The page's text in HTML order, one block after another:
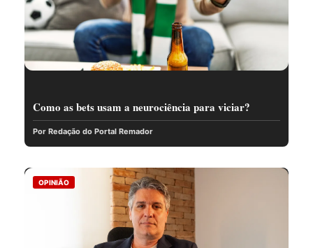
Como as bets usam a neurociência para viciar?
Por Redação do Portal Remador
OPINIÃO